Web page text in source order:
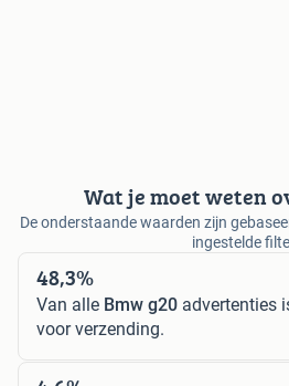
Wat je moet weten
De onderstaande waarden zijn
ingestelde
48,3%
Van alle Bmw g20 advertenties
voor verzending.